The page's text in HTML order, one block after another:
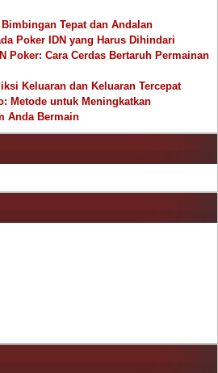
Tepat dan Andalan
Poker IDN yang Harus Dihindari
Poker: Cara Cerdas Bertaruh Permainan
Keluaran dan Keluaran Tercepat
Metode untuk Meningkatkan
Anda Bermain